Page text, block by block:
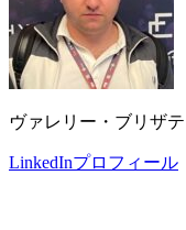
ヴァレリー・ブリザ
LinkedInプロフィール